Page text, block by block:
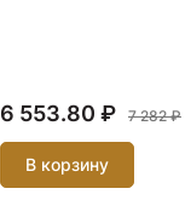
6 553.80 ₽ 7 282 ₽
В корзину